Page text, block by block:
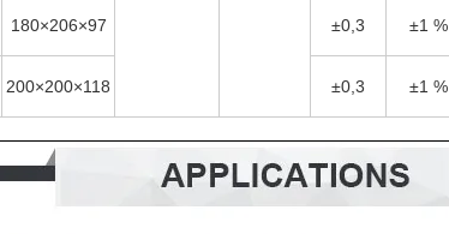
180×206×97 ±0,3 ±1 %
200×200×118 ±0,3 ±1 %